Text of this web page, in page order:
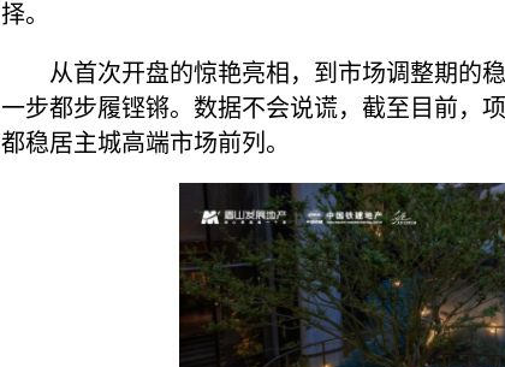
择。
从首次开盘的惊艳亮相，到市场调整期的
一步都步履铿锵。数据不会说谎，截至目前，
都稳居主城高端市场前列。